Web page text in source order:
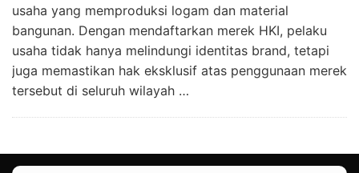
usaha yang memproduksi logam dan material
bangunan. Dengan mendaftarkan merek HKI, pelaku
usaha tidak hanya melindungi identitas brand, tetapi
juga memastikan hak eksklusif atas penggunaan merek
tersebut di seluruh wilayah …